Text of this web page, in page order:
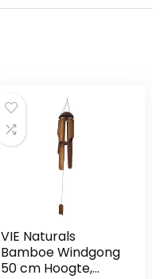
VIE Naturals
Bamboe Windgong
50 cm Hoogte,